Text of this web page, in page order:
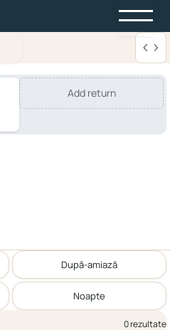
Add return
După-amiază
Noapte
0 rezultate